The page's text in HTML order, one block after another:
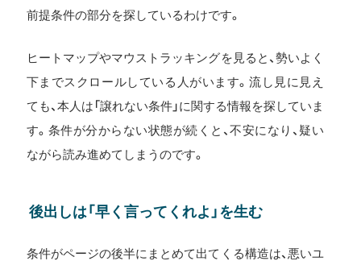
前提条件の部分を探しているわけです。
ヒートマップやマウストラッキングを見ると、勢いよく
下までスクロールしている人がいます。流し見に見え
ても、本人は「譲れない条件」に関する情報を探していま
す。条件が分からない状態が続くと、不安になり、疑い
ながら読み進めてしまうのです。
後出しは「早く言ってくれよ」を生む
条件がページの後半にまとめて出てくる構造は、悪いユ